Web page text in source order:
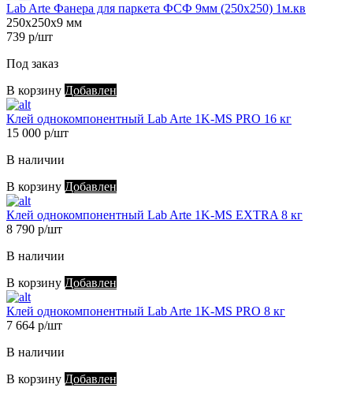
Lab Arte Фанера для паркета ФСФ 9мм (250х250) 1м.кв
250х250х9 мм
739 р/шт
Под заказ
В корзину Добавлен
Клей однокомпонентный Lab Arte 1K-MS PRO 16 кг
15 000 р/шт
В наличии
В корзину Добавлен
Клей однокомпонентный Lab Arte 1K-MS EXTRA 8 кг
8 790 р/шт
В наличии
В корзину Добавлен
Клей однокомпонентный Lab Arte 1K-MS PRO 8 кг
7 664 р/шт
В наличии
В корзину Добавлен